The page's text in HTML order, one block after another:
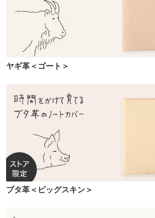
ヤギ革＜ゴート＞
ブタ革＜ピッグスキン＞